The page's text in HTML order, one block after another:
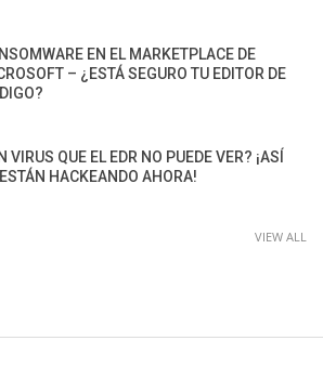
EN EL MARKETPLACE DE
– ¿ESTÁ SEGURO TU EDITOR DE
VIRUS QUE EL EDR NO PUEDE VER? ¡ASÍ
HACKEANDO AHORA!
VIEW ALL